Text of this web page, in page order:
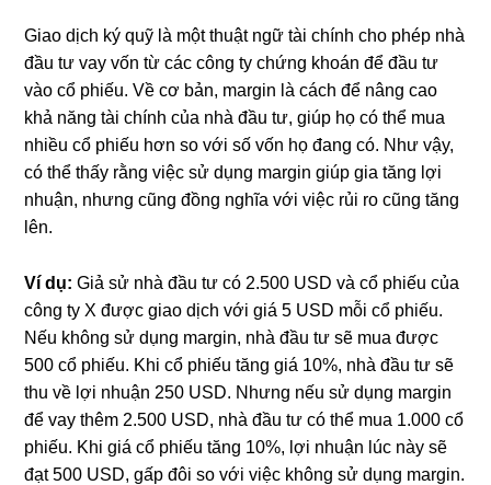
Giao dịch ký quỹ là một thuật ngữ tài chính cho phép nhà
đầu tư vay vốn từ các công ty chứng khoán để đầu tư
vào cổ phiếu. Về cơ bản, margin là cách để nâng cao
khả năng tài chính của nhà đầu tư, giúp họ có thể mua
nhiều cổ phiếu hơn so với số vốn họ đang có. Như vậy,
có thể thấy rằng việc sử dụng margin giúp gia tăng lợi
nhuận, nhưng cũng đồng nghĩa với việc rủi ro cũng tăng
lên.
Ví dụ: Giả sử nhà đầu tư có 2.500 USD và cổ phiếu của
công ty X được giao dịch với giá 5 USD mỗi cổ phiếu.
Nếu không sử dụng margin, nhà đầu tư sẽ mua được
500 cổ phiếu. Khi cổ phiếu tăng giá 10%, nhà đầu tư sẽ
thu về lợi nhuận 250 USD. Nhưng nếu sử dụng margin
để vay thêm 2.500 USD, nhà đầu tư có thể mua 1.000 cổ
phiếu. Khi giá cổ phiếu tăng 10%, lợi nhuận lúc này sẽ
đạt 500 USD, gấp đôi so với việc không sử dụng margin.